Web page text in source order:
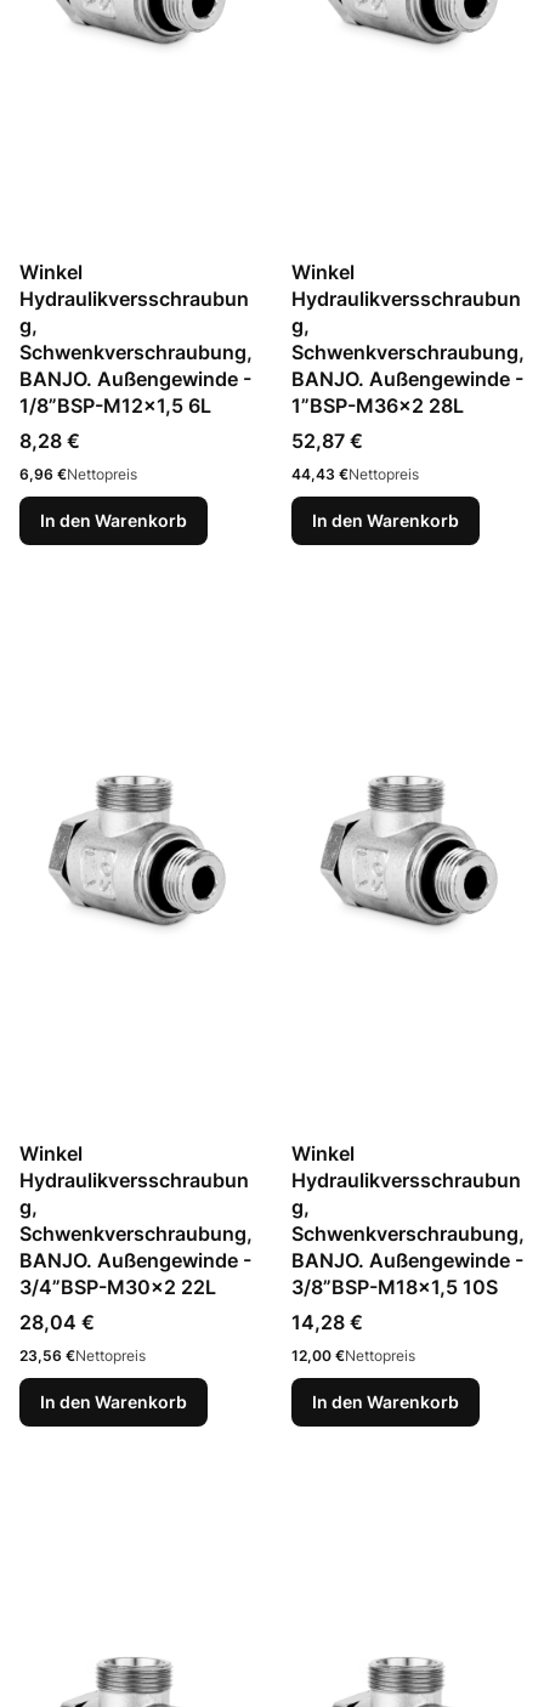
Winkel
Hydraulikversschraubun
g,
Schwenkverschraubung,
BANJO. Außengewinde -
1/8”BSP-M12x1,5 6L
Preis
8,28 €
Preis
6,96 €Nettopreis
In den Warenkorb
Winkel
Hydraulikversschraubun
g,
Schwenkverschraubung,
BANJO. Außengewinde -
1”BSP-M36x2 28L
Preis
52,87 €
Preis
44,43 €Nettopreis
In den Warenkorb
Winkel
Hydraulikversschraubun
g,
Schwenkverschraubung,
BANJO. Außengewinde -
3/4”BSP-M30x2 22L
Preis
28,04 €
Preis
23,56 €Nettopreis
In den Warenkorb
Winkel
Hydraulikversschraubun
g,
Schwenkverschraubung,
BANJO. Außengewinde -
3/8”BSP-M18x1,5 10S
Preis
14,28 €
Preis
12,00 €Nettopreis
In den Warenkorb